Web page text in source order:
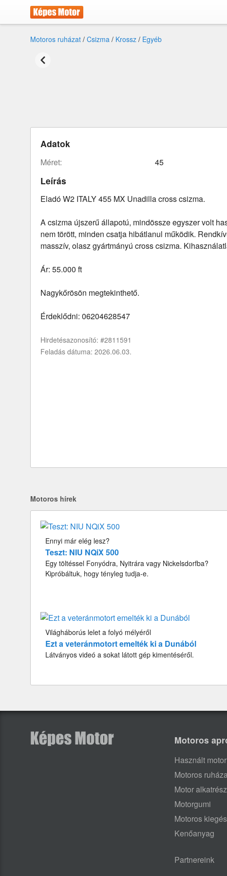
Motoros ruházat / Csizma / Krossz / Egyéb
Adatok
méret: 45
Leírás
Eladó W2 ITALY 455 MX Unadilla cross csizma.
A csizma újszerű állapotú, mindössze egyszer volt
nem törött, minden csatja hibátlanul működik.
masszív, olasz gyártmányú cross csizma.
Ár: 55.000 ft
Nagykőrösön megtekinthető.
Érdeklődni: 06204628547
Hirdetésazonosító: #2811591
Feladás dátuma: 2026.06.03.
Motoros hírek
Ennyi már elég lesz?
Teszt: NIU NQiX 500
Egy töltéssel Fonyódra, Nyitrára vagy Nickelsdorfba?
Kipróbáltuk, hogy tényleg tudja-e.
Világháborús lelet a folyó mélyéről
Ezt a veteránmotort emelték ki a Dunából
Látványos videó a sokat látott gép kimentéséről.
Motoros
Használt motor
Motoros
Motor alkatrész
Motorgumi
Motoros
Kenőanyag
Partnereink